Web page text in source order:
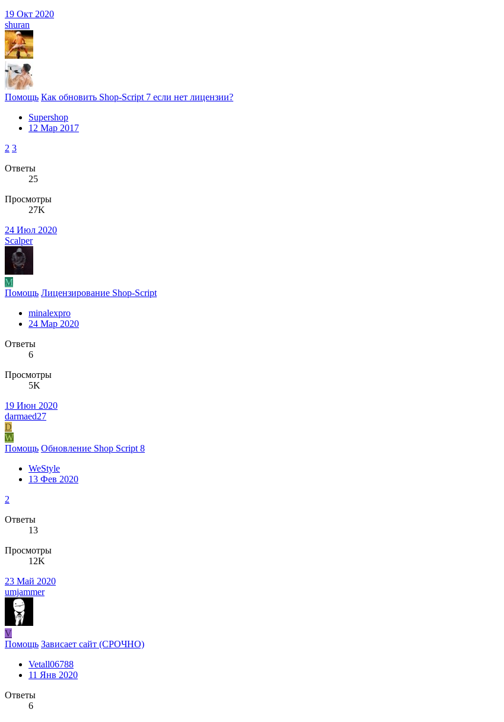
19 Окт 2020
shuran
Помощь Как обновить Shop-Script 7 если нет лицензии?
Supershop
12 Мар 2017
2 3
Ответы
25
Просмотры
27K
24 Июл 2020
Scalper
M
Помощь Лицензирование Shop-Script
minalexpro
24 Мар 2020
Ответы
6
Просмотры
5K
19 Июн 2020
darmaed27
D
W
Помощь Обновление Shop Script 8
WeStyle
13 Фев 2020
2
Ответы
13
Просмотры
12K
23 Май 2020
umjammer
V
Помощь Зависает сайт (СРОЧНО)
Vetall06788
11 Янв 2020
Ответы
6